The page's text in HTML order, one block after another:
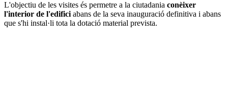
L'objectiu de les visites és permetre a la ciutadania conèixer
l'interior de l'edifici abans de la seva inauguració definitiva i abans
que s'hi instal·li tota la dotació material prevista.